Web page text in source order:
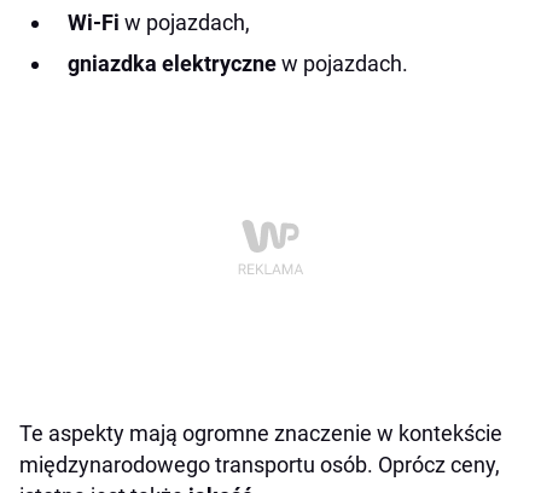
Wi-Fi w pojazdach,
gniazdka elektrycznew pojazdach.
Te aspekty mają ogromne znaczenie w kontekście
międzynarodowego transportu osób. Oprócz ceny,